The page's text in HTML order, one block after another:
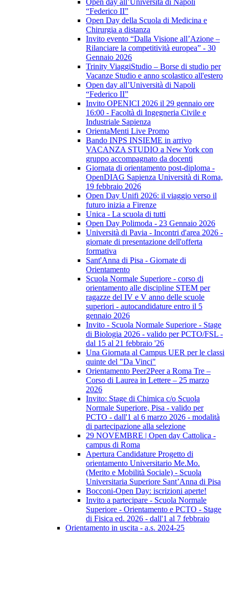
Open day all’Università di Napoli
“Federico II”
Open Day della Scuola di Medicina e
Chirurgia a distanza
Invito evento “Dalla Visione all’Azione –
Rilanciare la competitività europea” - 30
Gennaio 2026
Trinity ViaggiStudio – Borse di studio per
Vacanze Studio e anno scolastico all'estero
Open day all’Università di Napoli
“Federico II”
Invito OPENICI 2026 il 29 gennaio ore
16:00 - Facoltà di Ingegneria Civile e
Industriale Sapienza
OrientaMenti Live Promo
Bando INPS INSIEME in arrivo
VACANZA STUDIO a New York con
gruppo accompagnato da docenti
Giornata di orientamento post-diploma -
OpenDIAG Sapienza Università di Roma,
19 febbraio 2026
Open Day Unifi 2026: il viaggio verso il
futuro inizia a Firenze
Unica - La scuola di tutti
Open Day Polimoda - 23 Gennaio 2026
Università di Pavia - Incontri d'area 2026 -
giornate di presentazione dell'offerta
formativa
Sant'Anna di Pisa - Giornate di
Orientamento
Scuola Normale Superiore - corso di
orientamento alle discipline STEM per
ragazze del IV e V anno delle scuole
superiori - autocandidature entro il 5
gennaio 2026
Invito - Scuola Normale Superiore - Stage
di Biologia 2026 - valido per PCTO/FSL -
dal 15 al 21 febbraio '26
Una Giornata al Campus UER per le classi
quinte del "Da Vinci"
Orientamento Peer2Peer a Roma Tre –
Corso di Laurea in Lettere – 25 marzo
2026
Invito: Stage di Chimica c/o Scuola
Normale Superiore, Pisa - valido per
PCTO - dall'1 al 6 marzo 2026 - modalità
di partecipazione alla selezione
29 NOVEMBRE | Open day Cattolica -
campus di Roma
Apertura Candidature Progetto di
orientamento Universitario Me.Mo.
(Merito e Mobilità Sociale) - Scuola
Universitaria Superiore Sant’Anna di Pisa
Bocconi-Open Day: iscrizioni aperte!
Invito a partecipare - Scuola Normale
Superiore - Orientamento e PCTO - Stage
di Fisica ed. 2026 - dall'1 al 7 febbraio
Orientamento in uscita - a.s. 2024-25